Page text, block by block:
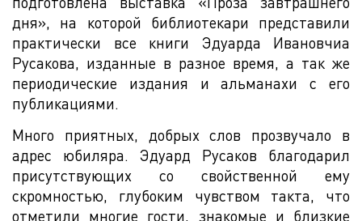
дня», на которой библиотекари представили
практически все книги Эдуарда Ивановчиа
Русакова, изданные в разное время, а так же
периодические издания и альманахи с его
публикациями.
Много приятных, добрых слов прозвучало в
адрес юбиляра. Эдуард Русаков благодарил
присутствующих со свойственной ему
скромностью, глубоким чувством такта, что
отметили многие гости, знакомые и близкие